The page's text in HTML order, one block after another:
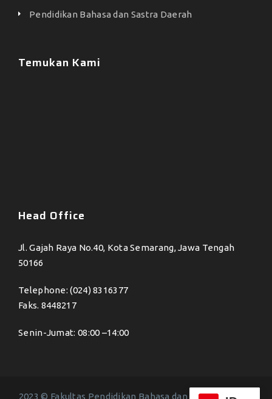
Pendidikan Bahasa dan Sastra Daerah
Temukan Kami
Head Office
Jl. Gajah Raya No.40, Kota Semarang, Jawa Tengah
50166
Telephone: (024) 8316377
Faks. 8448217
Senin-Jumat: 08:00 –14:00
2023 © Fakultas Pendidikan Bahasa dan Seni - All Right